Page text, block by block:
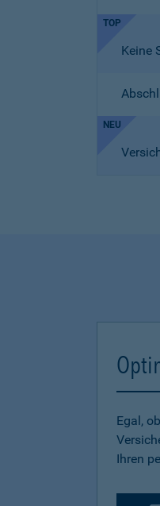
TOP
Keine
NEU
Egal,
Ihren